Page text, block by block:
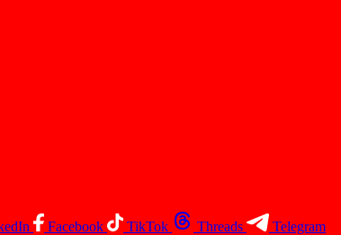
Facebook TikTok Threads
Telegram